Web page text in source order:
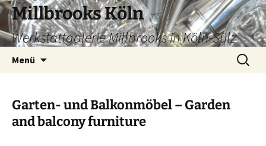
Zum
Inhalt
springen
Millbrooks Köln
Werkstattgalerie Millbrooks in Köln-Sülz
Menü
Suchen
nach:
Garten- und Balkonmöbel – Garden
and balcony furniture